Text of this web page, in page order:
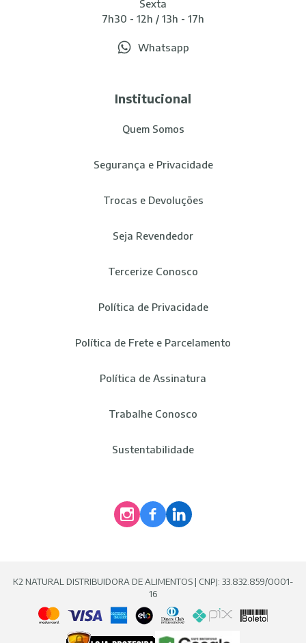
Sexta
7h30 - 12h / 13h - 17h
Whatsapp
Institucional
Quem Somos
Segurança e Privacidade
Trocas e Devoluções
Seja Revendedor
Tercerize Conosco
Política de Privacidade
Política de Frete e Parcelamento
Política de Assinatura
Trabalhe Conosco
Sustentabilidade
K2 NATURAL DISTRIBUIDORA DE ALIMENTOS | CNPJ: 33.832.859/0001-
16